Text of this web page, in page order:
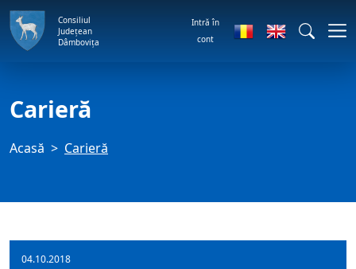
Consiliul
Județean
Dâmbovița
Intră în
cont
Carieră
Acasă Carieră
04.10.2018